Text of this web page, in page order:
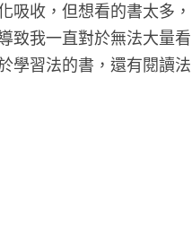
吸收，但想看的書太多，
致我一直對於無法大量看
學習法的書，還有閱讀法